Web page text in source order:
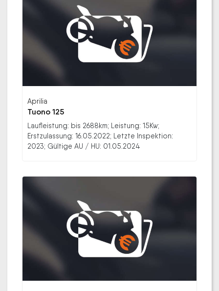
Aprilia
Tuono 125
Laufleistung: bis 2688km; Leistung: 15Kw;
Erstzulassung: 16.05.2022; Letzte Inspektion:
2023; Gültige AU / HU: 01.05.2024